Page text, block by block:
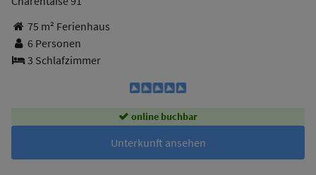
75 m² Ferienhaus
6 Personen
3 Schlafzimmer
online buchbar
Unterkunft ansehen